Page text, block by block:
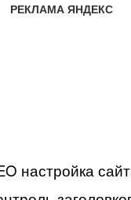
РЕКЛАМА ЯНДЕКС
настройка